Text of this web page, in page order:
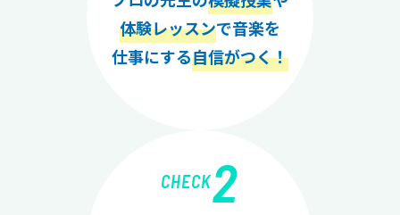
体験レッスンで音楽を
仕事にする自信がつく！
CHECK2